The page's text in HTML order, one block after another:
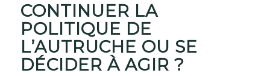
CONTINUER LA
POLITIQUE DE
L’AUTRUCHE OU SE
DÉCIDER À AGIR ?